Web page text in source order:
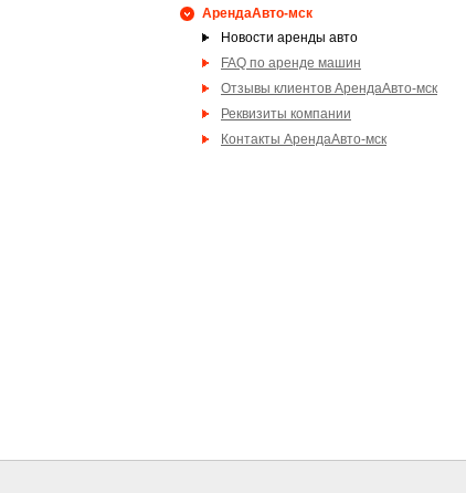
АрендаАвто-мск
Новости аренды авто
FAQ по аренде машин
Отзывы клиентов АрендаАвто-мск
Реквизиты компании
Контакты АрендаАвто-мск